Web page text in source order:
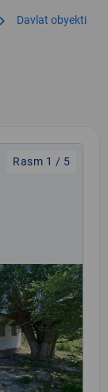
chevron_right Davlat obyekti
Rasm 1 / 5